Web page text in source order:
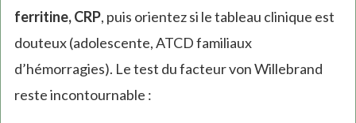
ferritine, CRP, puis orientez si le tableau clinique est
douteux (adolescente, ATCD familiaux
d’hémorragies). Le test du facteur von Willebrand
reste incontournable :